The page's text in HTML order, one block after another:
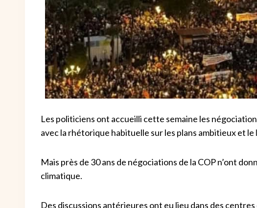
Les politiciens ont accueilli cette semaine les
avec la rhétorique habituelle sur les plans ambitieux et le
Mais près de 30 ans de négociations de la COP n’ont
climatique.
Des discussions antérieures ont eu lieu dans des